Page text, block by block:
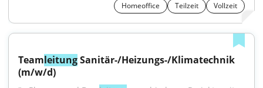
Homeoffice
Teilzeit Vollzeit
Teamleitung Sanitär-/Heizungs-/Klimatechnik
(m/w/d)